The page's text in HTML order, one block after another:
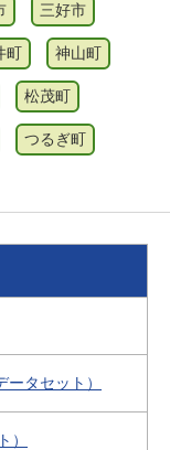
三好市
町 神山町
松茂町
つるぎ町
タセット）
）